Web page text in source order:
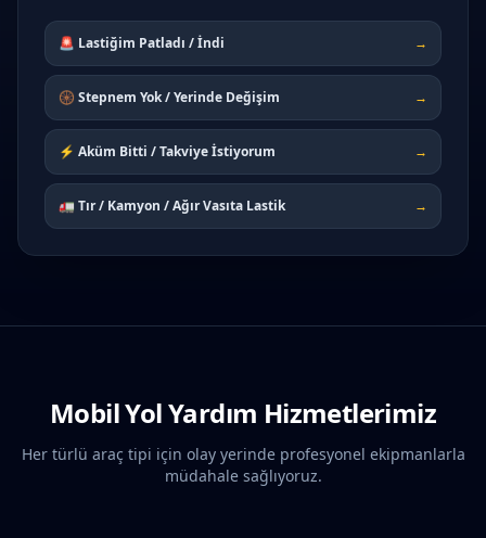
🚨 Lastiğim Patladı / İndi →
🛞 Stepnem Yok / Yerinde Değişim →
⚡ Aküm Bitti / Takviye İstiyorum →
🚛 Tır / Kamyon / Ağır Vasıta Lastik →
Mobil Yol Yardım Hizmetlerimiz
Her türlü araç tipi için olay yerinde profesyonel ekipmanlarla
müdahale sağlıyoruz.